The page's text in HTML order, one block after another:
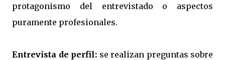
protagonismo del entrevistado o aspectos
puramente profesionales.
Entrevista de perfil: se realizan preguntas sobre